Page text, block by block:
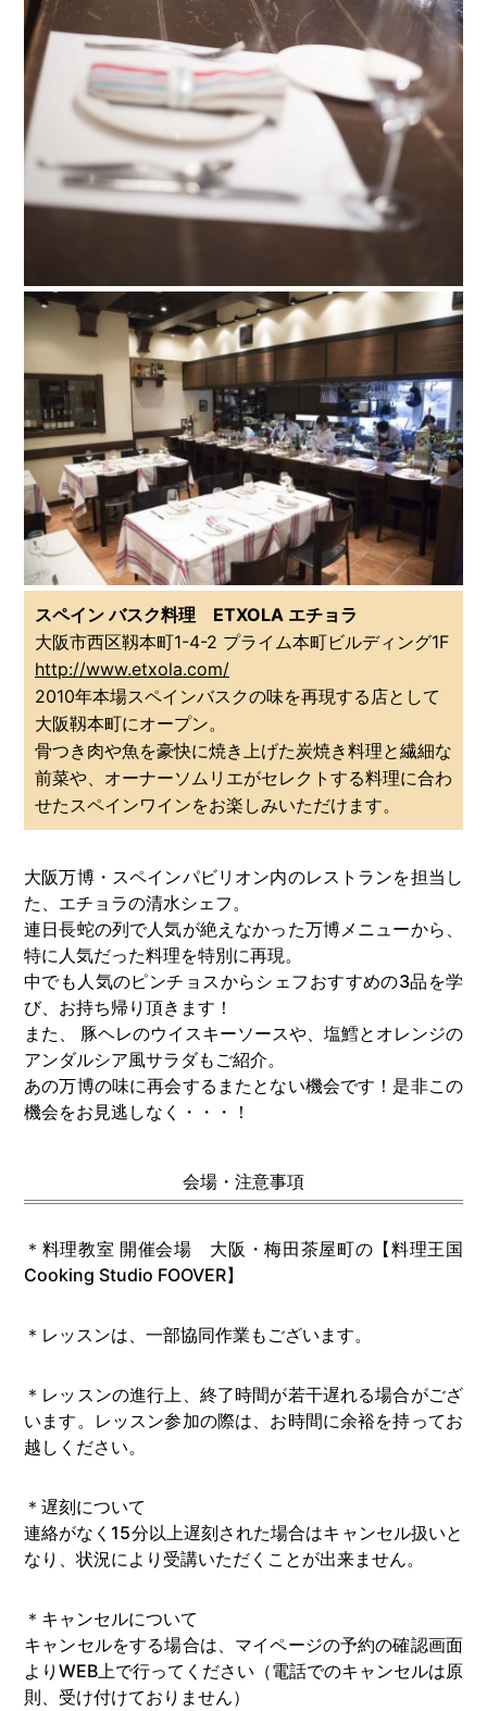
スペイン バスク料理 ETXOLA エチョラ
大阪市西区靱本町1-4-2 プライム本町ビルディング1F
http://www.etxola.com/
2010年本場スペインバスクの味を再現する店として
大阪靱本町にオープン。
骨つき肉や魚を豪快に焼き上げた炭焼き料理と繊細な
前菜や、オーナーソムリエがセレクトする料理に合わ
せたスペインワインをお楽しみいただけます。
大阪万博・スペインパビリオン内のレストランを担当し
た、エチョラの清水シェフ。
連日長蛇の列で人気が絶えなかった万博メニューから、
特に人気だった料理を特別に再現。
中でも人気のピンチョスからシェフおすすめの3品を学
び、お持ち帰り頂きます！
また、 豚ヘレのウイスキーソースや、塩鱈とオレンジの
アンダルシア風サラダもご紹介。
あの万博の味に再会するまたとない機会です！是非この
機会をお見逃しなく・・・！
会場・注意事項
＊料理教室 開催会場 大阪・梅田茶屋町の【料理王国
Cooking Studio FOOVER】
＊レッスンは、一部協同作業もございます。
＊レッスンの進行上、終了時間が若干遅れる場合がござ
います。レッスン参加の際は、お時間に余裕を持ってお
越しください。
＊遅刻について
連絡がなく15分以上遅刻された場合はキャンセル扱いと
なり、状況により受講いただくことが出来ません。
＊キャンセルについて
キャンセルをする場合は、マイページの予約の確認画面
よりWEB上で行ってください（電話でのキャンセルは原
則、受け付けておりません）